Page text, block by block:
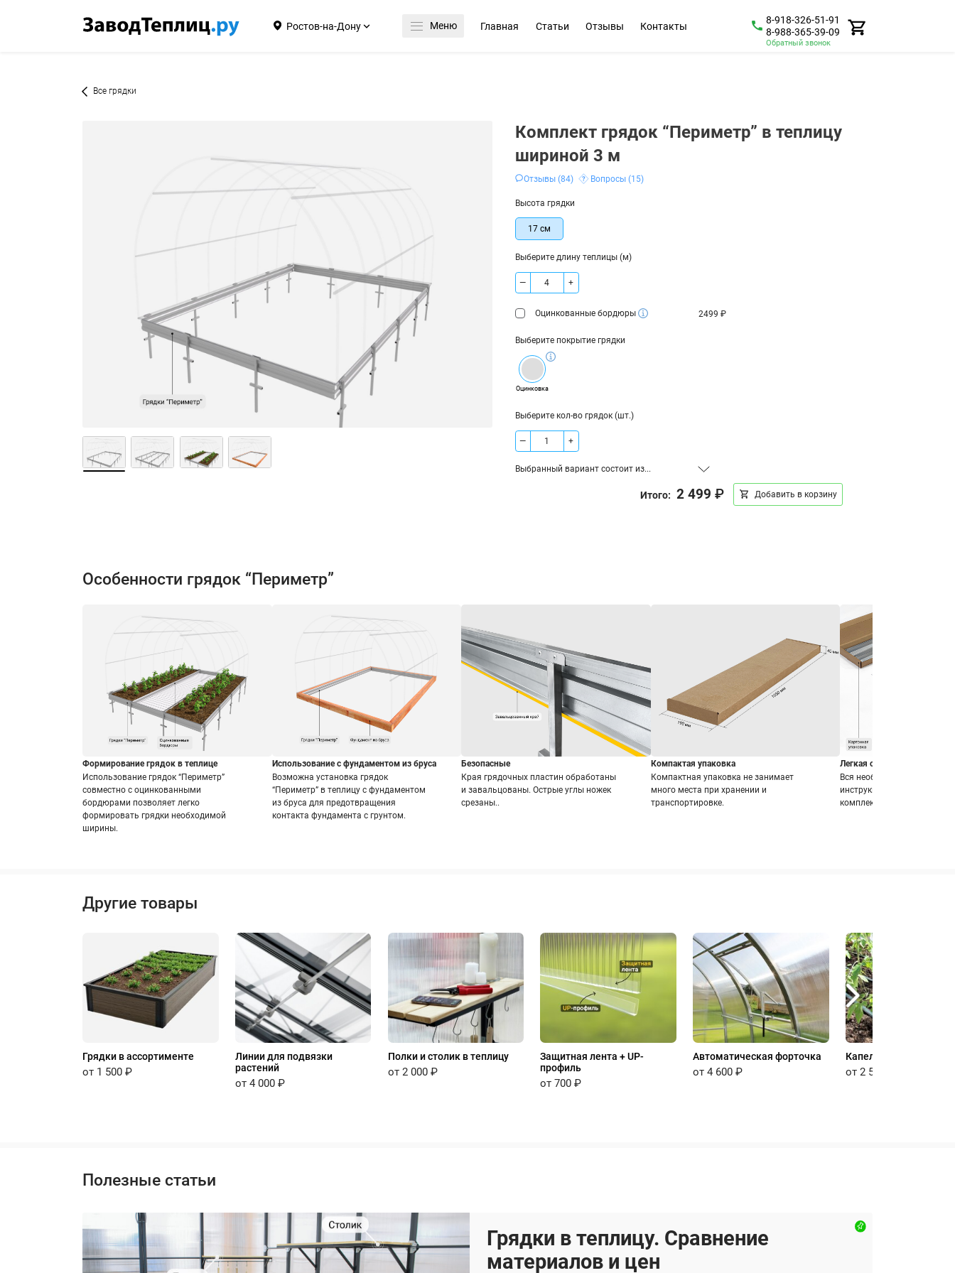
Ростов-на-Дону Меню Главная Статьи Отзывы Контакты
8-918-326-51-91
8-988-365-39-09
Обратный звонок
Все грядки
Комплект грядок “Периметр” в теплицу
шириной 3 м
Отзывы (84) Вопросы (15)
Высота грядки
17 см
Выберите длину теплицы (м)
— +
Оцинкованные бордюры 2499 ₽
Выберите покрытие грядки
Оцинковка
Выберите кол-во грядок (шт.)
— +
Выбранный вариант состоит из...
база 3x4 м, оцинковка
Итого: 2 499₽ Добавить в корзину
Особенности грядок “Периметр”
Формирование грядок в теплице
Использование грядок “Периметр”
совместно с оцинкованными
бордюрами позволяет легко
формировать грядки необходимой
ширины.
Использование с фундаментом из бруса
Возможна установка грядок
“Периметр” в теплицу с фундаментом
из бруса для предотвращения
контакта фундамента с грунтом.
Безопасные
Края грядочных пластин обработаны
и завальцованы. Острые углы ножек
срезаны..
Компактая упаковка
Компактная упаковка не занимает
много места при хранении и
транспортировке.
Легкая сборка
Вся необходимая
инструкция по сборке идут
комплекте.
Другие товары
Грядки в ассортименте
от 1 500 ₽
Линии для подвязки
растений
от 4 000 ₽
Полки и столик в теплицу
от 2 000 ₽
Защитная лента + UP-
профиль
от 700 ₽
Автоматическая форточка
от 4 600 ₽
Капельный полив
от 2 500 ₽
Полезные статьи
Грядки в теплицу. Сравнение
материалов и цен